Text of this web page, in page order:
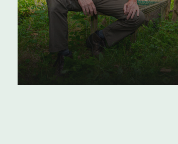
jachtmiddel:
eendenkooien
09 december 2024